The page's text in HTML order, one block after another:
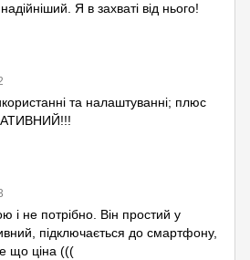
Я в захваті від нього!
та налаштуванні; плюс
і не потрібно. Він простий у
підключається до смартфону,
що ціна (((